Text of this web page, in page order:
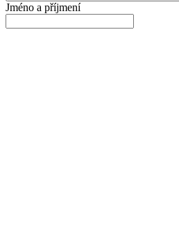
Jméno a příjmení